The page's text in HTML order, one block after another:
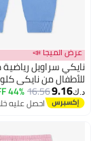
عرض الميجا 📣
نايكي سراويل
للأطفال من نايكي
د.ك‏9.16
16.56
44% OFF
احصل عليه
اغسطس